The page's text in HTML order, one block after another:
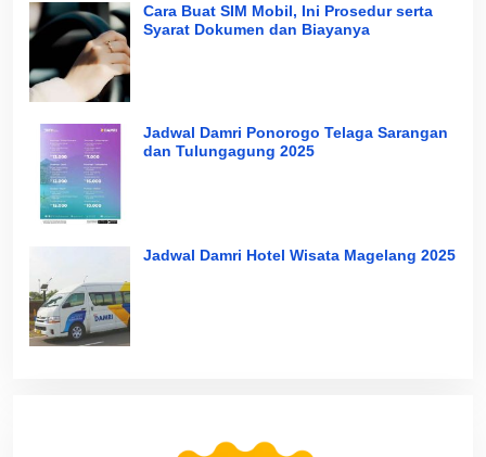
Cara Buat SIM Mobil, Ini Prosedur serta
Syarat Dokumen dan Biayanya
Jadwal Damri Ponorogo Telaga Sarangan
dan Tulungagung 2025
Jadwal Damri Hotel Wisata Magelang 2025